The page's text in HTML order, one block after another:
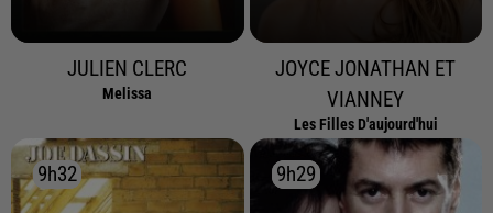
JULIEN CLERC
Melissa
JOYCE JONATHAN ET
VIANNEY
Les Filles D'aujourd'hui
9h32
9h32 9h29
9h29